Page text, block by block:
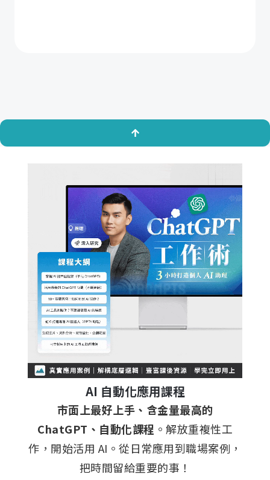
AI 自動化應用課程
市面上最好上手、含金量最高的
ChatGPT、自動化課程 。解放重複性工
作，開始活用 AI。從日常應用到職場案例，
把時間留給重要的事！